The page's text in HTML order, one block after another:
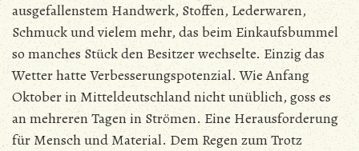
ausgefallenstem Handwerk, Stoffen, Lederwaren,
Schmuck und vielem mehr, das beim Einkaufsbummel
so manches Stück den Besitzer wechselte. Einzig das
Wetter hatte Verbesserungspotenzial. Wie Anfang
Oktober in Mitteldeutschland nicht unüblich, goss es
an mehreren Tagen in Strömen. Eine Herausforderung
für Mensch und Material. Dem Regen zum Trotz